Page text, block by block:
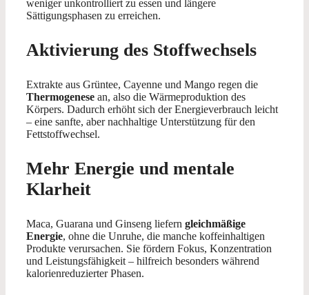
weniger unkontrolliert zu essen und längere
Sättigungsphasen zu erreichen.
Aktivierung des Stoffwechsels
Extrakte aus Grüntee, Cayenne und Mango regen die
Thermogenese an, also die Wärmeproduktion des
Körpers. Dadurch erhöht sich der Energieverbrauch leicht
– eine sanfte, aber nachhaltige Unterstützung für den
Fettstoffwechsel.
Mehr Energie und mentale
Klarheit
Maca, Guarana und Ginseng liefern gleichmäßige
Energie, ohne die Unruhe, die manche koffeinhaltigen
Produkte verursachen. Sie fördern Fokus, Konzentration
und Leistungsfähigkeit – hilfreich besonders während
kalorienreduzierter Phasen.